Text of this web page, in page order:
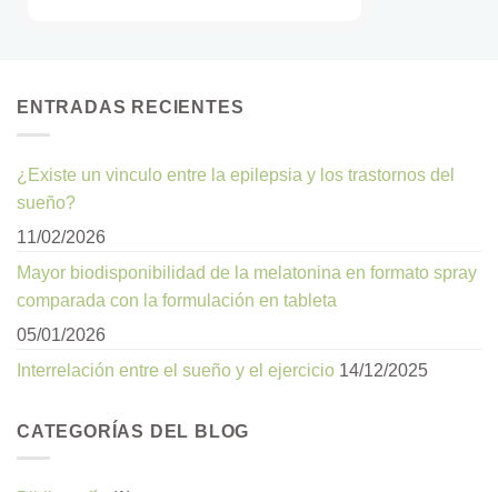
ENTRADAS RECIENTES
¿Existe un vinculo entre la epilepsia y los trastornos del
sueño?
11/02/2026
Mayor biodisponibilidad de la melatonina en formato spray
comparada con la formulación en tableta
05/01/2026
Interrelación entre el sueño y el ejercicio 14/12/2025
CATEGORÍAS DEL BLOG